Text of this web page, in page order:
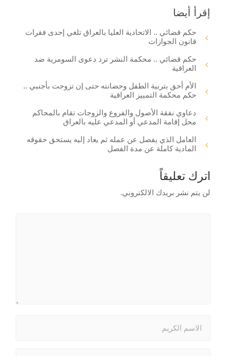
إقرأ أيضا
حكم قضائي .. الاتحادية العليا بالعراق تلغي إحدى فقرات
قانون الجوازات
حكم قضائي .. محكمة النشر ترد دعوى السومرية ضد
العراقية
الأم أحق بتربية الطفل وحضانته حتى إن تزوجت بأجنبي ..
حكم محكمة التمييز العراقية
دعاوي نفقة الأصول والفروع والزوجات تقام بالمحاكم
محل إقامة المدعي أو المدعي عليه بالعراق
العامل الذي يفصل عن عمله ثم يعاد إليه يستحق حقوقه
المادية كاملة عن مدة الفصل
اترك تعليقاً
لن يتم نشر بريدك الالكتروني.